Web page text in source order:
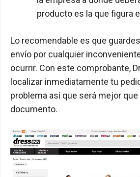
producto es la que figura
Lo recomendable es que
envío por cualquier
ocurrir. Con este comprobante,
localizar inmediatamente tu
problema así que será mejor
documento.